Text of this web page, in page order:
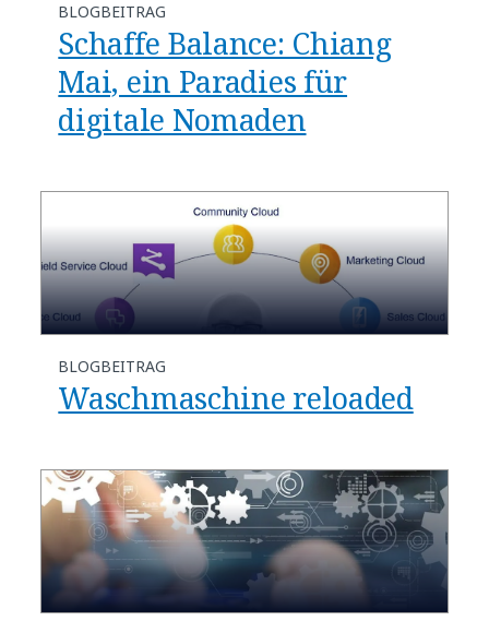
BLOGBEITRAG
Schaffe Balance: Chiang
Mai, ein Paradies für
digitale Nomaden
BLOGBEITRAG
Waschmaschine reloaded